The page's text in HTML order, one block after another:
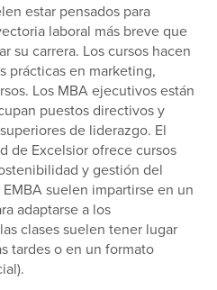
estar pensados para
laboral más breve que
su carrera. Los cursos hacen
prácticas en marketing,
Los MBA ejecutivos están
puestos directivos y
de liderazgo. El
de Excelsior ofrece cursos
y gestión del
suelen impartirse en un
adaptarse a los
clases suelen tener lugar
tardes o en un formato